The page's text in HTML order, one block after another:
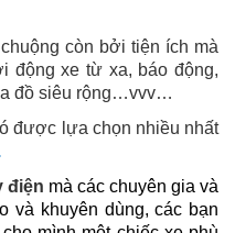
còn bởi tiện ích mà
động xe từ xa, báo động,
đồ siêu rộng…vvv…
được lựa chọn nhiều nhất
điện mà các chuyên gia và
và khuyên dùng, các bạn